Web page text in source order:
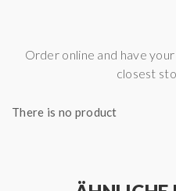
Mit Optionen in 10 ml und
Longfill-Aroma sicher,
garantieren jedes Mal ein
Order online and have
closest
There is no product